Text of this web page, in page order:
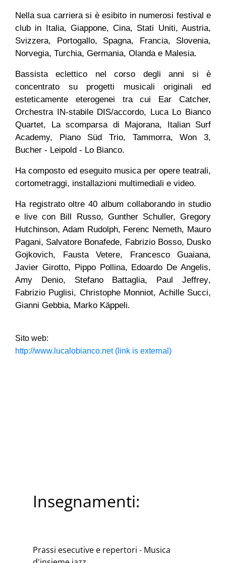
Nella sua carriera si è esibito in numerosi festival e
club in Italia, Giappone, Cina, Stati Uniti, Austria,
Svizzera, Portogallo, Spagna, Francia, Slovenia,
Norvegia, Turchia, Germania, Olanda e Malesia.
Bassista eclettico nel corso degli anni si è
concentrato su progetti musicali originali ed
esteticamente eterogenei tra cui Ear Catcher,
Orchestra IN-stabile DIS/accordo, Luca Lo Bianco
Quartet, La scomparsa di Majorana, Italian Surf
Academy, Piano Süd Trio, Tammorra, Won 3,
Bucher - Leipold - Lo Bianco.
Ha composto ed eseguito musica per opere teatrali,
cortometraggi, installazioni multimediali e video.
Ha registratooltre 40 album collaborando in studio
e live con Bill Russo, Gunther Schuller, Gregory
Hutchinson, Adam Rudolph, Ferenc Nemeth, Mauro
Pagani, Salvatore Bonafede, Fabrizio Bosso, Dusko
Gojkovich, Fausta Vetere, Francesco Guaiana,
Javier Girotto, Pippo Pollina, Edoardo De Angelis,
Amy Denio, Stefano Battaglia,
Paul Jeffrey,
Fabrizio Puglisi, Christophe Monniot, Achille Succi,
Gianni Gebbia, Marko Käppeli.
Sito web:
http://www.lucalobianco.net(link is external)
Insegnamenti:
Prassi esecutive e repertori - Musica